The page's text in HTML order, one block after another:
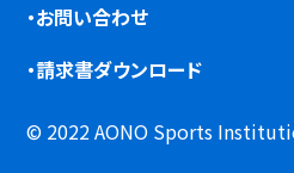
・お問い合わせ
・請求書ダウンロード
© 2022 AONO Sports